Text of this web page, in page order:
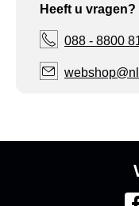
Heeft u
088 - 8800